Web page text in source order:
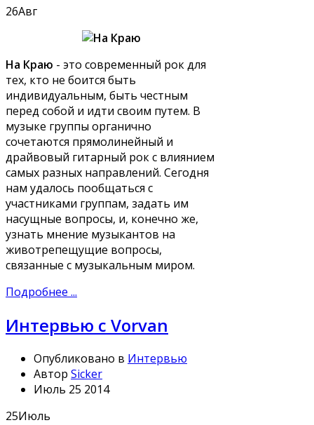
26Авг
На Краю - это современный рок для
тех, кто не боится быть
индивидуальным, быть честным
перед собой и идти своим путем. В
музыке группы органично
сочетаются прямолинейный и
драйвовый гитарный рок с влиянием
самых разных направлений. Сегодня
нам удалось пообщаться с
участниками группам, задать им
насущные вопросы, и, конечно же,
узнать мнение музыкантов на
животрепещущие вопросы,
связанные с музыкальным миром.
Подробнее ...
Интервью с Vorvan
Опубликовано в Интервью
Автор Sicker
Июль 25 2014
25Июль